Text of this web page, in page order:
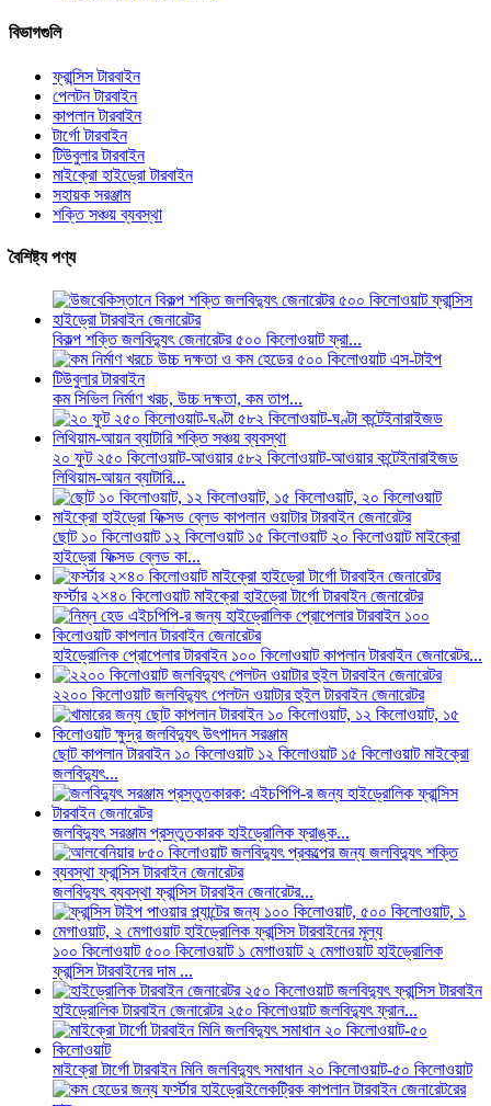
বিভাগগুলি
ফ্রান্সিস টারবাইন
পেলটন টারবাইন
কাপলান টারবাইন
টার্গো টারবাইন
টিউবুলার টারবাইন
মাইক্রো হাইড্রো টারবাইন
সহায়ক সরঞ্জাম
শক্তি সঞ্চয় ব্যবস্থা
বৈশিষ্ট্য পণ্য
বিকল্প শক্তি জলবিদ্যুৎ জেনারেটর ৫০০ কিলোওয়াট ফ্রা...
কম সিভিল নির্মাণ খরচ, উচ্চ দক্ষতা, কম তাপ...
২০ ফুট ২৫০ কিলোওয়াট-আওয়ার ৫৮২ কিলোওয়াট-আওয়ার কন্টেইনারাইজড
লিথিয়াম-আয়ন ব্যাটারি...
ছোট ১০ কিলোওয়াট ১২ কিলোওয়াট ১৫ কিলোওয়াট ২০ কিলোওয়াট মাইক্রো
হাইড্রো ফিক্সড ব্লেড কা...
ফর্স্টার ২×৪০ কিলোওয়াট মাইক্রো হাইড্রো টার্গো টারবাইন জেনারেটর
হাইড্রোলিক প্রোপেলার টারবাইন ১০০ কিলোওয়াট কাপলান টারবাইন জেনারেটর...
২২০০ কিলোওয়াট জলবিদ্যুৎ পেলটন ওয়াটার হুইল টারবাইন জেনারেটর
ছোট কাপলান টারবাইন ১০ কিলোওয়াট ১২ কিলোওয়াট ১৫ কিলোওয়াট মাইক্রো
জলবিদ্যুৎ...
জলবিদ্যুৎ সরঞ্জাম প্রস্তুতকারক হাইড্রোলিক ফ্রাঙ্ক...
জলবিদ্যুৎ ব্যবস্থা ফ্রান্সিস টারবাইন জেনারেটর...
১০০ কিলোওয়াট ৫০০ কিলোওয়াট ১ মেগাওয়াট ২ মেগাওয়াট হাইড্রোলিক
ফ্রান্সিস টারবাইনের দাম ...
হাইড্রোলিক টারবাইন জেনারেটর ২৫০ কিলোওয়াট জলবিদ্যুৎ ফ্রান...
মাইক্রো টার্গো টারবাইন মিনি জলবিদ্যুৎ সমাধান ২০ কিলোওয়াট-৫০ কিলোওয়াট